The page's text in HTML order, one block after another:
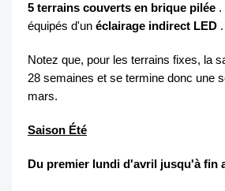
5 terrains couverts en brique pilée .
équipés d'un éclairage indirect LED .
Notez que, pour les terrains fixes, la
28 semaines et se termine donc une
mars.
Saison Été
Du premier lundi d'avril jusqu'à fin